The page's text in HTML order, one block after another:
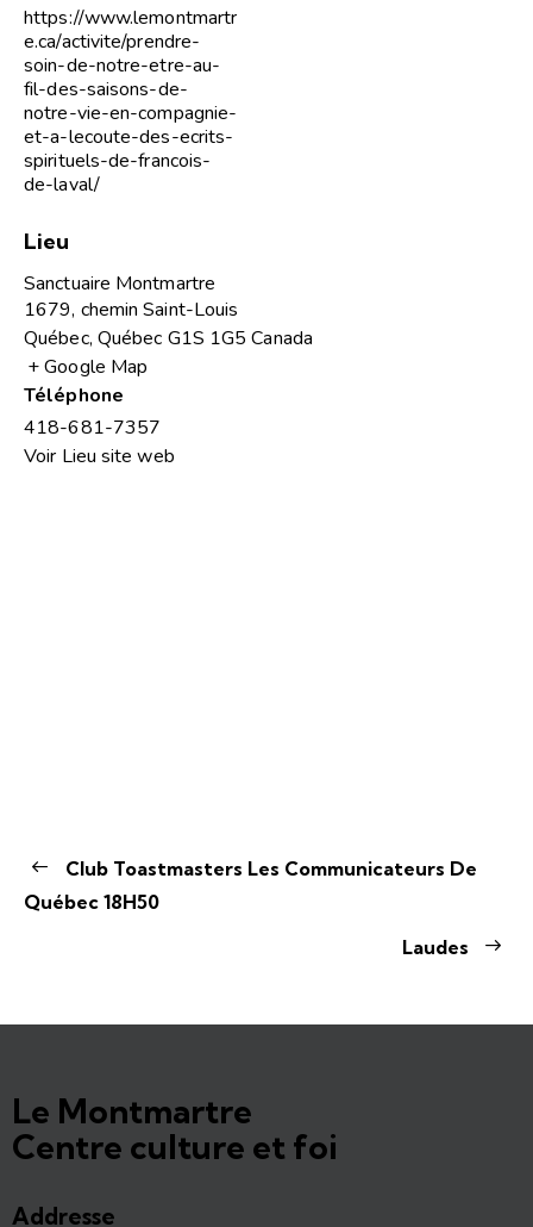
https://www.lemontmartr
e.ca/activite/prendre-
soin-de-notre-etre-au-
fil-des-saisons-de-
notre-vie-en-compagnie-
et-a-lecoute-des-ecrits-
spirituels-de-francois-
de-laval/
Lieu
Sanctuaire Montmartre
1679, chemin Saint-Louis
Québec, Québec G1S 1G5 Canada
+ Google Map
Téléphone
418-681-7357
Voir Lieu site web
Club Toastmasters Les Communicateurs De
Québec 18H50
Laudes
Le Montmartre
Centre culture et foi
Addresse